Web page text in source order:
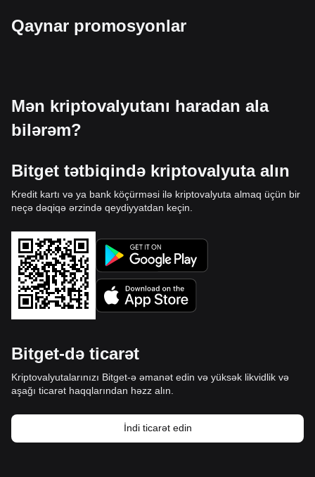
Qaynar promosyonlar
Mən kriptovalyutanı haradan ala
bilərəm?
Bitget tətbiqində kriptovalyuta alın
Kredit kartı və ya bank köçürməsi ilə kriptovalyuta almaq üçün bir
neçə dəqiqə ərzində qeydiyyatdan keçin.
Bitget-də ticarət
Kriptovalyutalarınızı Bitget-ə əmanət edin və yüksək likvidlik və
aşağı ticarət haqqlarından həzz alın.
İndi ticarət edin